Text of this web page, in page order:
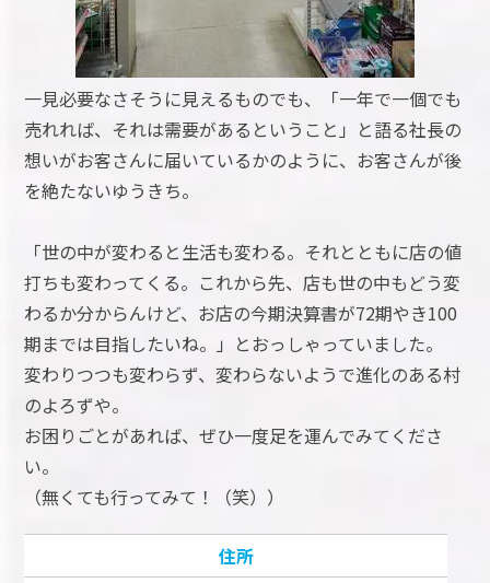
一見必要なさそうに見えるものでも、「一年で一個でも
売れれば、それは需要があるということ」と語る社長の
想いがお客さんに届いているかのように、お客さんが後
を絶たないゆうきち。
「世の中が変わると生活も変わる。それとともに店の値
打ちも変わってくる。これから先、店も世の中もどう変
わるか分からんけど、お店の今期決算書が72期やき100
期までは目指したいね。」とおっしゃっていました。
変わりつつも変わらず、変わらないようで進化のある村
のよろずや。
お困りごとがあれば、ぜひ一度足を運んでみてくださ
い。
（無くても行ってみて！（笑））
住所